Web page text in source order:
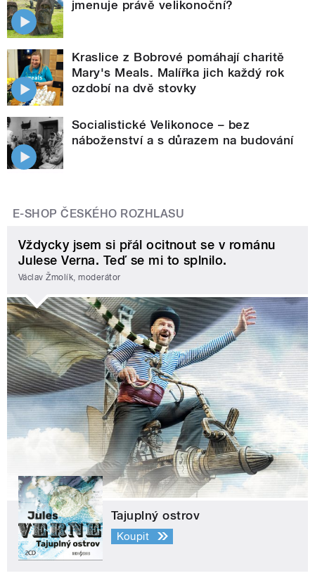
jmenuje právě velikonoční?
Kraslice z Bobrové pomáhají charitě
Mary's Meals. Malířka jich každý rok
ozdobí na dvě stovky
Socialistické Velikonoce – bez
náboženství a s důrazem na budování
E-SHOP ČESKÉHO ROZHLASU
Vždycky jsem si přál ocitnout se v románu
Julese Verna. Teď se mi to splnilo.
Václav Žmolík, moderátor
Tajuplný ostrov
Koupit